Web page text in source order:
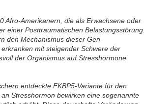
Afro-Amerikanern, die als Erwachsene oder
einer Posttraumatischen Belastungsstörung.
den Mechanismus dieser Gen-
mit steigender Schwere der
der Organismus auf Stresshormone
entdeckte FKBP5-Variante für den
Stresshormon bewirken eine sogenannte